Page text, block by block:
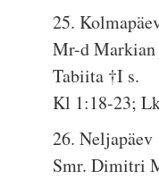
25.
Mr-d
Tabiita †I s.
Kl 1:18-23;
26. Neljapäev
Smr. Dimitri